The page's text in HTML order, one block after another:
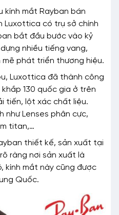
kính mắt Rayban bán
Luxottica có trụ sở chính
bắt đầu bước vào kỷ
nhiều tiếng vang,
phát triển thương hiệu.
Luxottica đã thành công
130 quốc gia ở trên
tiến, lột xác chất liệu.
như Lenses phân cực,
titan,…
thiết kế, sản xuất tại
ràng nơi sản xuất là
kính mắt này cũng được
Quốc.